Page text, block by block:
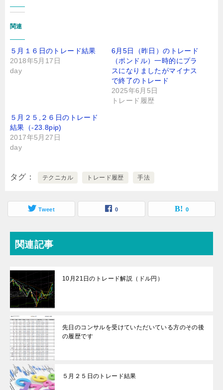
関連
５月１６日のトレード結果
2018年5月17日
day
6月5日（昨日）のトレード
（ポンドル）一時的にプラ
スになりましたがマイナス
で終了のトレード
2025年6月5日
トレード履歴
５月２５,２６日のトレード
結果（-23.8pip)
2017年5月27日
day
タグ テクニカル トレード履歴 手法
Tweet 0 0
関連記事
10月21日のトレード解説（ドル円）
先日のコンサルを受けていただいている方のその後
の履歴です
５月２５日のトレード結果